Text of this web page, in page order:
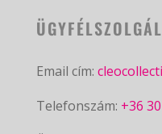
Email cím:
Telefonszám: +36